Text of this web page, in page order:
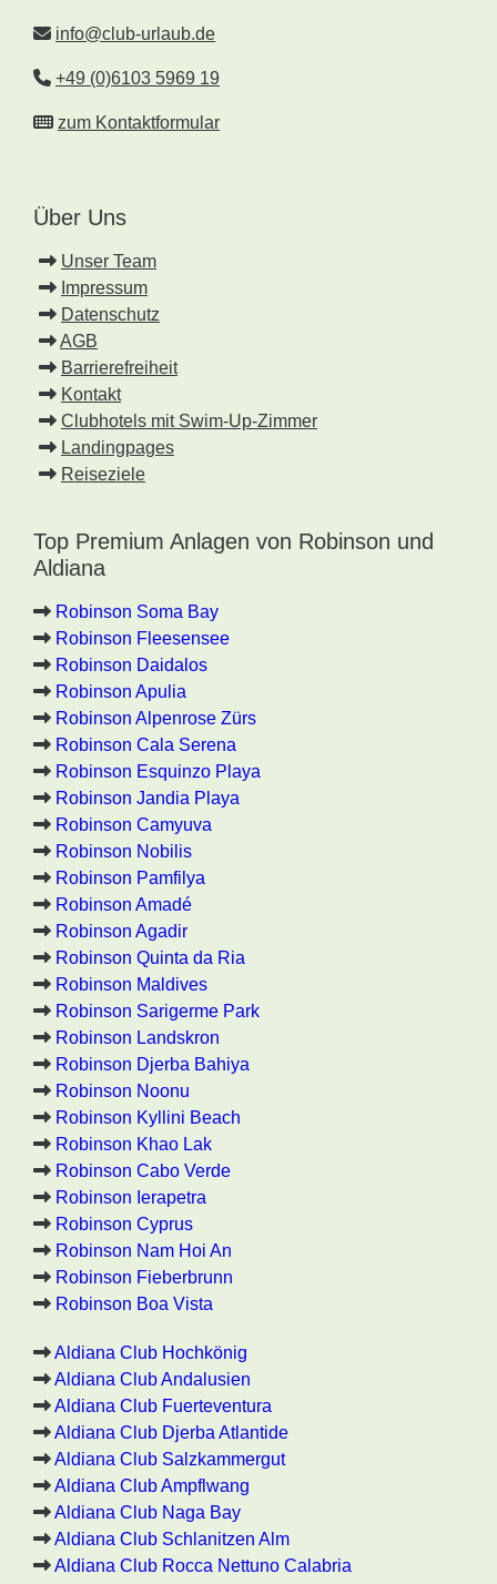
info@club-urlaub.de
+49 (0)6103 5969 19
zum Kontaktformular
Über Uns
Unser Team
Impressum
Datenschutz
AGB
Barrierefreiheit
Kontakt
Clubhotels mit Swim-Up-Zimmer
Landingpages
Reiseziele
Top Premium Anlagen von Robinson und
Aldiana
Robinson Soma Bay
Robinson Fleesensee
Robinson Daidalos
Robinson Apulia
Robinson Alpenrose Zürs
Robinson Cala Serena
Robinson Esquinzo Playa
Robinson Jandia Playa
Robinson Camyuva
Robinson Nobilis
Robinson Pamfilya
Robinson Amadé
Robinson Agadir
Robinson Quinta da Ria
Robinson Maldives
Robinson Sarigerme Park
Robinson Landskron
Robinson Djerba Bahiya
Robinson Noonu
Robinson Kyllini Beach
Robinson Khao Lak
Robinson Cabo Verde
Robinson Ierapetra
Robinson Cyprus
Robinson Nam Hoi An
Robinson Fieberbrunn
Robinson Boa Vista
Aldiana Club Hochkönig
Aldiana Club Andalusien
Aldiana Club Fuerteventura
Aldiana Club Djerba Atlantide
Aldiana Club Salzkammergut
Aldiana Club Ampflwang
Aldiana Club Naga Bay
Aldiana Club Schlanitzen Alm
Aldiana Club Rocca Nettuno Calabria